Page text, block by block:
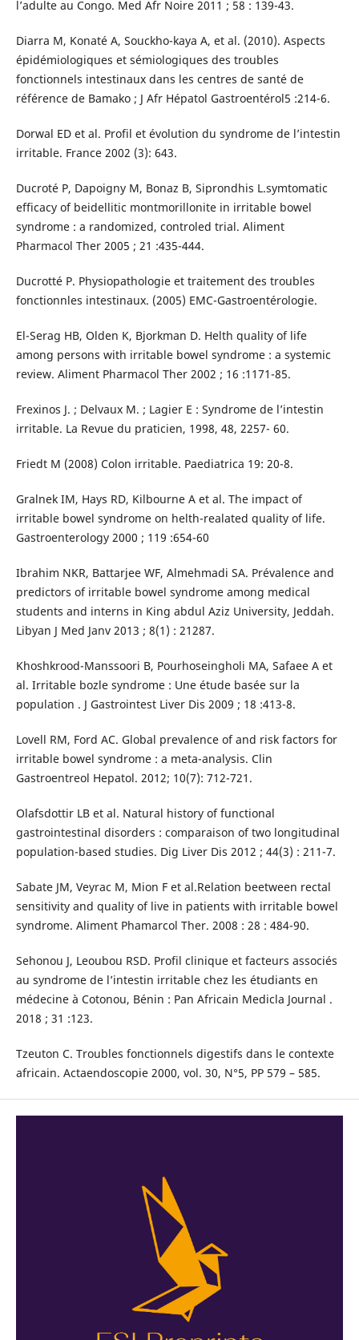
l’adulte au Congo. Med Afr Noire 2011 ; 58 : 139-43.
Diarra M, Konaté A, Souckho-kaya A, et al. (2010). Aspects
épidémiologiques et sémiologiques des troubles
fonctionnels intestinaux dans les centres de santé de
référence de Bamako ; J Afr Hépatol Gastroentérol5 :214-6.
Dorwal ED et al. Profil et évolution du syndrome de l’intestin
irritable. France 2002 (3): 643.
Ducroté P, Dapoigny M, Bonaz B, Siprondhis L.symtomatic
efficacy of beidellitic montmorillonite in irritable bowel
syndrome : a randomized, controled trial. Aliment
Pharmacol Ther 2005 ; 21 :435-444.
Ducrotté P. Physiopathologie et traitement des troubles
fonctionnles intestinaux. (2005) EMC-Gastroentérologie.
El-Serag HB, Olden K, Bjorkman D. Helth quality of life
among persons with irritable bowel syndrome : a systemic
review. Aliment Pharmacol Ther 2002 ; 16 :1171-85.
Frexinos J. ; Delvaux M. ; Lagier E : Syndrome de l’intestin
irritable. La Revue du praticien, 1998, 48, 2257- 60.
Friedt M (2008) Colon irritable. Paediatrica 19: 20-8.
Gralnek IM, Hays RD, Kilbourne A et al. The impact of
irritable bowel syndrome on helth-realated quality of life.
Gastroenterology 2000 ; 119 :654-60
Ibrahim NKR, Battarjee WF, Almehmadi SA. Prévalence and
predictors of irritable bowel syndrome among medical
students and interns in King abdul Aziz University, Jeddah.
Libyan J Med Janv 2013 ; 8(1) : 21287.
Khoshkrood-Manssoori B, Pourhoseingholi MA, Safaee A et
al. Irritable bozle syndrome : Une étude basée sur la
population . J Gastrointest Liver Dis 2009 ; 18 :413-8.
Lovell RM, Ford AC. Global prevalence of and risk factors for
irritable bowel syndrome : a meta-analysis. Clin
Gastroentreol Hepatol. 2012; 10(7): 712-721.
Olafsdottir LB et al. Natural history of functional
gastrointestinal disorders : comparaison of two longitudinal
population-based studies. Dig Liver Dis 2012 ; 44(3) : 211-7.
Sabate JM, Veyrac M, Mion F et al.Relation beetween rectal
sensitivity and quality of live in patients with irritable bowel
syndrome. Aliment Phamarcol Ther. 2008 : 28 : 484-90.
Sehonou J, Leoubou RSD. Profil clinique et facteurs associés
au syndrome de l’intestin irritable chez les étudiants en
médecine à Cotonou, Bénin : Pan Africain Medicla Journal .
2018 ; 31 :123.
Tzeuton C. Troubles fonctionnels digestifs dans le contexte
africain. Actaendoscopie 2000, vol. 30, N°5, PP 579 – 585.